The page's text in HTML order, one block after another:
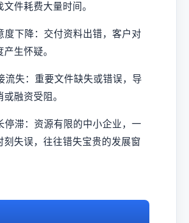
件耗费大量时间。
度下降：交付资料出错，客户对
生怀疑。
流失：重要文件缺失或错误，导
融资受阻。
停滞：资源有限的中小企业，一
刻失误，往往错失宝贵的发展窗